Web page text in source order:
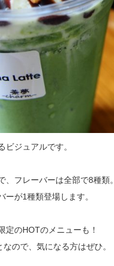
ビジュアルです。
、フレーバーは全部で8種類
ーが1種類登場します。
定のHOTのメニューも！
ので、気になる方はぜひ。